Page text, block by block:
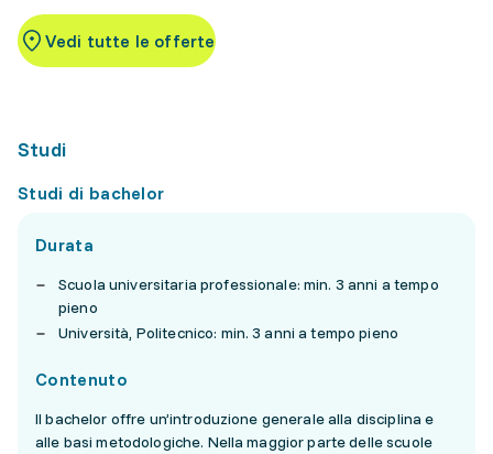
Vedi tutte le offerte
Studi
Studi di bachelor
Durata
Scuola universitaria professionale: min. 3 anni a tempo
pieno
Università, Politecnico: min. 3 anni a tempo pieno
Contenuto
Il bachelor offre un’introduzione generale alla disciplina e
alle basi metodologiche. Nella maggior parte delle scuole